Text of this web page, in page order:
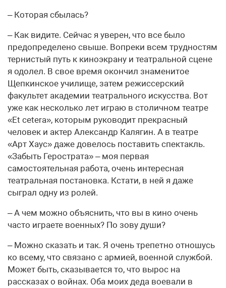
– Которая сбылась?
– Как видите. Сейчас я уверен, что все было
предопределено свыше. Вопреки всем трудностям
тернистый путь к киноэкрану и театральной сцене
я одолел. В свое время окончил знаменитое
Щепкинское училище, затем режиссерский
факультет академии театрального искусства. Вот
уже как несколько лет играю в столичном театре
«Et cetera», которым руководит прекрасный
человек и актер Александр Калягин. А в театре
«Арт Хаус» даже довелось поставить спектакль.
«Забыть Герострата» – моя первая
самостоятельная работа, очень интересная
театральная постановка. Кстати, в ней я даже
сыграл одну из ролей.
– А чем можно объяснить, что вы в кино очень
часто играете военных? По зову души?
– Можно сказать и так. Я очень трепетно отношусь
ко всему, что связано с армией, военной службой.
Может быть, сказывается то, что вырос на
рассказах о войнах. Оба моих деда воевали в